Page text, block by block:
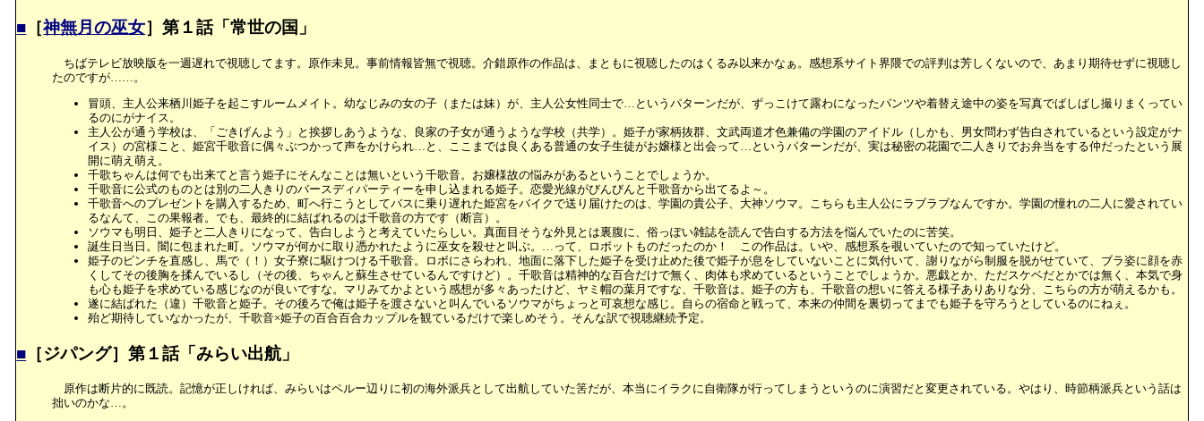
■ ［神無月の巫女］第１話「常世の国」
ちばテレビ放映版を一週遅れで視聴してます。原作未見。事前情報皆無で視聴。介錯原作の作品は、まともに視聴したのはくるみ以来かなぁ。感想系サイト界隈での評判は芳しくないので、あまり期待せずに視聴し
たのですが……。
冒頭、主人公来栖川姫子を起こすルームメイト。幼なじみの女の子（または妹）が、主人公女性同士で…というパターンだが、ずっこけて露わになったパンツや着替え途中の姿を写真でばしばし撮りまくってい
るのにがナイス。
主人公が通う学校は、「ごきげんよう」と挨拶しあうような、良家の子女が通うような学校（共学）。姫子が家柄抜群、文武両道才色兼備の学園のアイドル（しかも、男女問わず告白されているという設定がナ
イス）の宮様こと、姫宮千歌音に偶々ぶつかって声をかけられ…と、ここまでは良くある普通の女子生徒がお嬢様と出会って…というパターンだが、実は秘密の花園で二人きりでお弁当をする仲だったという展
開に萌え萌え。
千歌ちゃんは何でも出来てと言う姫子にそんなことは無いという千歌音。お嬢様故の悩みがあるということでしょうか。
千歌音に公式のものとは別の二人きりのバースディパーティーを申し込まれる姫子。恋愛光線がびんびんと千歌音から出てるよ～。
千歌音へのプレゼントを購入するため、町へ行こうとしてバスに乗り遅れた姫宮をバイクで送り届けたのは、学園の貴公子、大神ソウマ。こちらも主人公にラブラブなんですか。学園の憧れの二人に愛されてい
るなんて、この果報者。でも、最終的に結ばれるのは千歌音の方です（断言）。
ソウマも明日、姫子と二人きりになって、告白しようと考えていたらしい。真面目そうな外見とは裏腹に、俗っぽい雑誌を読んで告白する方法を悩んでいたのに苦笑。
誕生日当日。闇に包まれた町。ソウマが何かに取り憑かれたように巫女を殺せと叫ぶ。…って、ロボットものだったのか！ この作品は。いや、感想系を覗いていたので知っていたけど。
姫子のピンチを直感し、馬で（！）女子寮に駆けつける千歌音。ロボにさらわれ、地面に落下した姫子を受け止めた後で姫子が息をしていないことに気付いて、謝りながら制服を脱がせていて、ブラ姿に顔を赤
くしてその後胸を揉んでいるし（その後、ちゃんと蘇生させているんですけど）。千歌音は精神的な百合だけで無く、肉体も求めているということでしょうか。悪戯とか、ただスケベだとかでは無く、本気で身
も心も姫子を求めている感じなのが良いですな。マリみてかよという感想が多々あったけど、ヤミ帽の葉月ですな、千歌音は。姫子の方も、千歌音の想いに答える様子ありありな分、こちらの方が萌えるかも。
遂に結ばれた（違）千歌音と姫子。その後ろで俺は姫子を渡さないと叫んでいるソウマがちょっと可哀想な感じ。自らの宿命と戦って、本来の仲間を裏切ってまでも姫子を守ろうとしているのにねぇ。
殆ど期待していなかったが、千歌音×姫子の百合百合カップルを観ているだけで楽しめそう。そんな訳で視聴継続予定。
■ ［ジパング］第１話「みらい出航」
原作は断片的に既読。記憶が正しければ、みらいはペルー辺りに初の海外派兵として出航していた筈だが、本当にイラクに自衛隊が行ってしまうというのに演習だと変更されている。やはり、時節柄派兵という話は
拙いのかな…。